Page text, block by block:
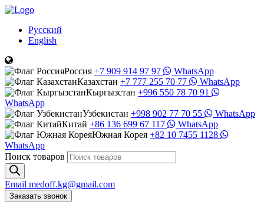
Русский
English
Россия +7 909 914 97 97
WhatsApp
Казахстан +7 777 255 70 77
WhatsApp
Кыргызстан +996 550 78 70 91
WhatsApp
Узбекистан +998 902 77 70 55
WhatsApp
Китай +86 136 699 67 117
WhatsApp
Южная Корея +82 10 7455 1128
WhatsApp
Поиск товаров
Email medoff.kg@gmail.com
Заказать звонок